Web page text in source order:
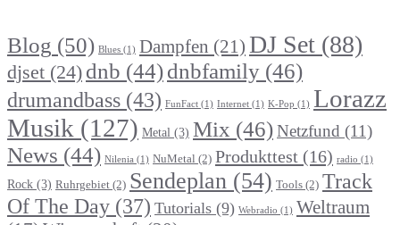
Blog (50) Blues (1) Dampfen (21) DJ Set (88)
djset (24) dnb (44)dnbfamily (46)
drumandbass (43) FunFact (1) Internet (1) K-Pop (1) Lorazz
Musik (127) Metal (3) Mix (46)Netzfund (11)
News (44) Nilenia (1) NuMetal (2) Produkttest (16) radio (1)
Rock (3) Ruhrgebiet (2) Sendeplan (54) Tools (2) Track
Of The Day (37) Tutorials (9) Webradio (1) Weltraum